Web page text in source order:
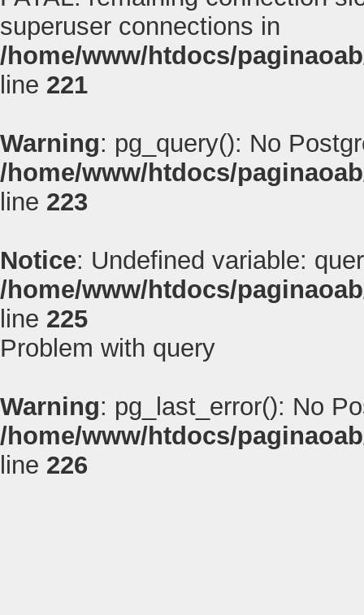
superuser connections in
/home/www/htdocs/
line 221
Warning: pg_query(): No
/home/www/htdocs/
line 223
Notice: Undefined variable:
/home/www/htdocs/
line 225
Problem with query
Warning: pg_last_error(): No
/home/www/htdocs/
line 226